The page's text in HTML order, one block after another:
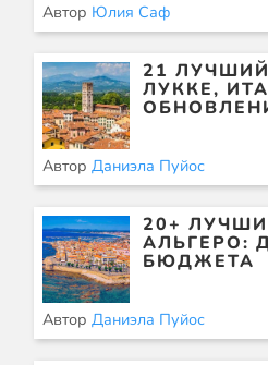
Автор Юлия Саф
21
ЛУККЕ,
Автор Даниэла Пуйос
20+
АЛЬГЕРО:
БЮДЖЕТА
Автор Даниэла Пуйос